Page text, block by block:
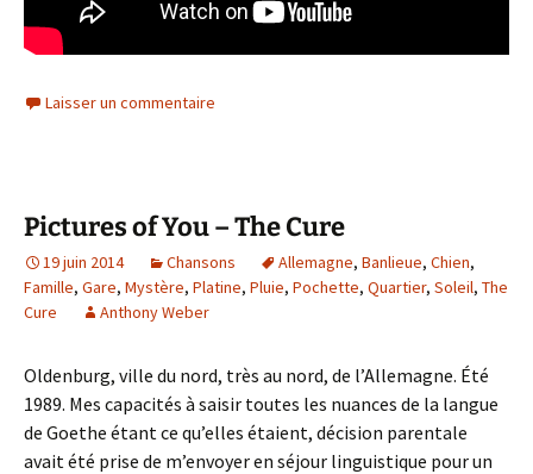
Laisser un commentaire
Pictures of You – The Cure
19 juin 2014 Chansons Allemagne, Banlieue, Chien,
Famille, Gare, Mystère, Platine, Pluie, Pochette, Quartier, Soleil, The
Cure
Anthony Weber
Oldenburg, ville du nord, très au nord, de l’Allemagne. Été
1989. Mes capacités à saisir toutes les nuances de la langue
de Goethe étant ce qu’elles étaient, décision parentale
avait été prise de m’envoyer en séjour linguistique pour un